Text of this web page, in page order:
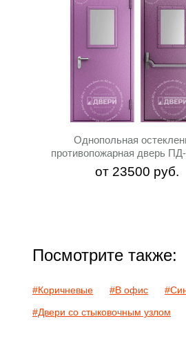
Однопольная
противопожарная дверь
от 23500 руб.
Посмотрите также:
#Коричневые #В офис
#Двери со стыковочным узлом